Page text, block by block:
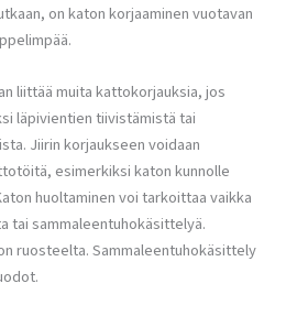
on katon korjaaminen vuotavan
liittää muita kattokorjauksia, jos
läpivientien tiivistämistä tai
Jiirin korjaukseen voidaan
esimerkiksi katon kunnolle
huoltaminen voi tarkoittaa vaikka
tai sammaleentuhokäsittelyä.
ruosteelta. Sammaleentuhokäsittely